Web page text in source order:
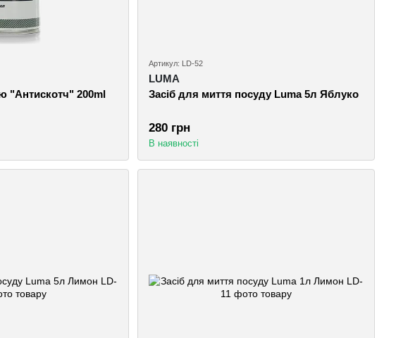
"Антискотч" 200ml
Артикул: LD-52
LUMA
Засіб для миття посуду Luma 5л Яблуко
280 грн
В наявності